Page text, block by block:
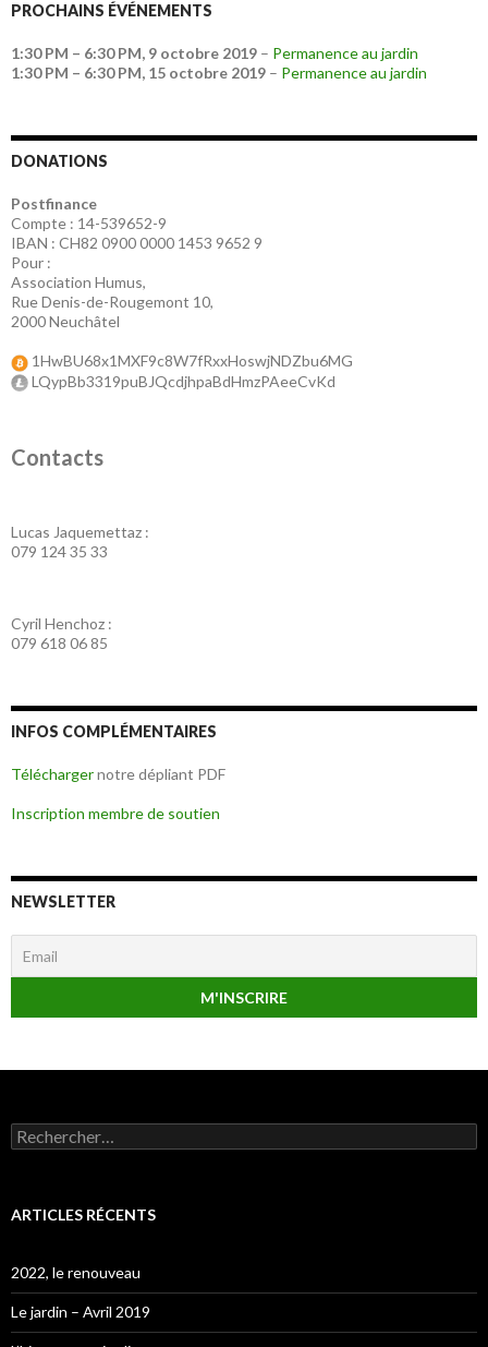
PROCHAINS ÉVÉNEMENTS
1:30 PM – 6:30 PM, 9 octobre 2019 – Permanence au jardin
1:30 PM – 6:30 PM, 15 octobre 2019 – Permanence au jardin
DONATIONS
Postfinance
Compte : 14-539652-9
IBAN : CH82 0900 0000 1453 9652 9
Pour :
Association Humus,
Rue Denis-de-Rougemont 10,
2000 Neuchâtel
1HwBU68x1MXF9c8W7fRxxHoswjNDZbu6MG
LQypBb3319puBJQcdjhpaBdHmzPAeeCvKd
Contacts
Lucas Jaquemettaz :
079 124 35 33
Cyril Henchoz :
079 618 06 85
INFOS COMPLÉMENTAIRES
Téléchargernotre dépliant PDF
Inscription membre de soutien
NEWSLETTER
Rechercher :
ARTICLES RÉCENTS
2022, le renouveau
Le jardin – Avril 2019